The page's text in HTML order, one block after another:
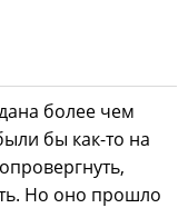
более чем
бы как-то на
Но оно прошло